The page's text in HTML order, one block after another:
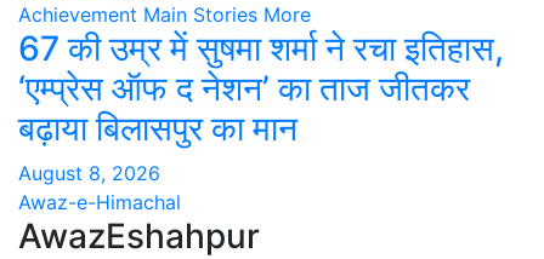
Achievement Main Stories More
67 की उम्र में सुषमा शर्मा ने रचा इतिहास,
‘एम्प्रेस ऑफ द नेशन’ का ताज जीतकर
बढ़ाया बिलासपुर का मान
August 8, 2026
Awaz-e-Himachal
AwazEshahpur